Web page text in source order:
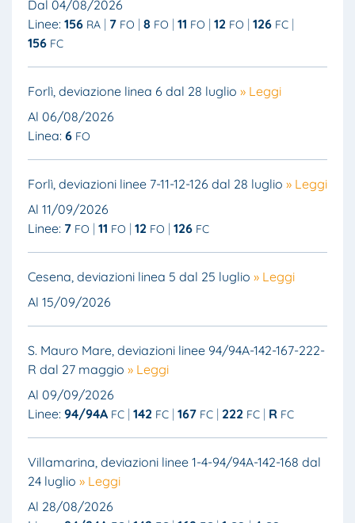
Dal 04/08/2026
Linee: 156 RA 7 FO 8 FO 11 FO 12 FO 126 FC
156 FC
Forlì, deviazione linea 6 dal 28 luglio » Leggi
Al 06/08/2026
Linea: 6 FO
Forlì, deviazioni linee 7-11-12-126 dal 28 luglio » Leggi
Al 11/09/2026
Linee: 7 FO 11 FO 12 FO 126 FC
Cesena, deviazioni linea 5 dal 25 luglio » Leggi
Al 15/09/2026
S. Mauro Mare, deviazioni linee 94/94A-142-167-222-
R dal 27 maggio » Leggi
Al 09/09/2026
Linee: 94/94A FC 142 FC 167 FC 222 FC R FC
Villamarina, deviazioni linee 1-4-94/94A-142-168 dal
24 luglio » Leggi
Al 28/08/2026